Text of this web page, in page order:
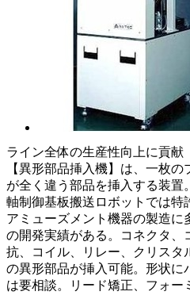
ライン全体の生産性向上に貢献
【異形部品挿入機】は、一枚
が全く違う部品を挿入する装
軸制御基板搬送ロボットでは特
アミューズメント機器の製造に
の開発実績がある。コネクタ、
抗、コイル、リレー、クリス
の異形部品が挿入可能。形状に
は要相談。リード矯正、フォー